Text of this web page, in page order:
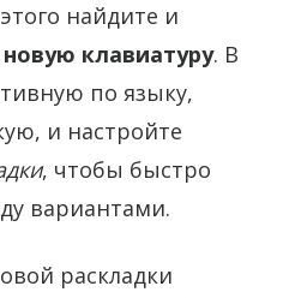
найдите и
клавиатуру. В
по языку,
и настройте
, чтобы быстро
вариантами.
раскладки